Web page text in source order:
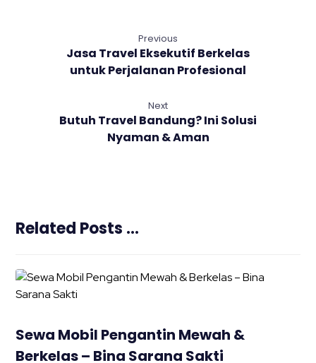
Previous
Jasa Travel Eksekutif Berkelas
untuk Perjalanan Profesional
Next
Butuh Travel Bandung? Ini Solusi
Nyaman & Aman
Related Posts ...
Sewa Mobil Pengantin Mewah &
Berkelas – Bina Sarana Sakti